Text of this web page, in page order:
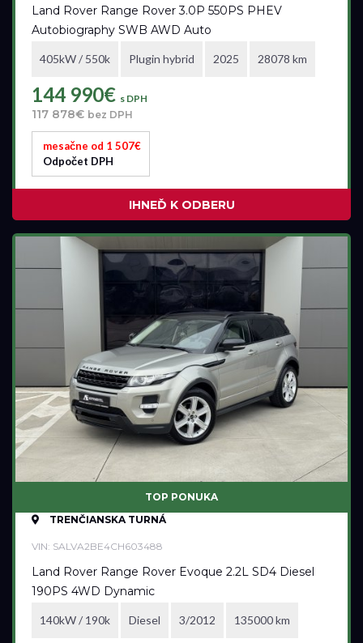
Land Rover Range Rover 3.0P 550PS PHEV
Autobiography SWB AWD Auto
405kW / 550k Plugin hybrid 2025 28078 km
144 990€ s DPH
117 878€ bez DPH
mesačne od 1 507€
Odpočet DPH
IHNEĎ K ODBERU
TOP PONUKA
TRENČIANSKA TURNÁ
VIN: SALVA2BE4CH603488
Land Rover Range Rover Evoque 2.2L SD4 Diesel
190PS 4WD Dynamic
140kW / 190k Diesel 3/2012 135000 km